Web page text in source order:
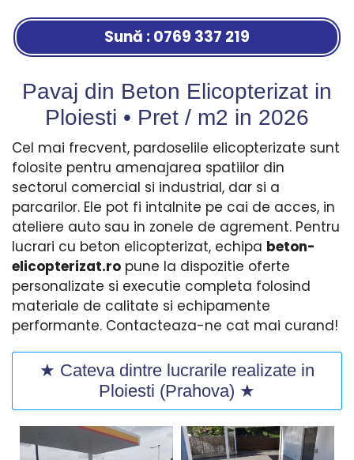
Sună : 0769 337 219
Pavaj din Beton Elicopterizat in
Ploiesti • Pret / m2 in 2026
Cel mai frecvent, pardoselile elicopterizate sunt
folosite pentru amenajarea spatiilor din
sectorul comercial si industrial, dar si a
parcarilor. Ele pot fi intalnite pe cai de acces, in
ateliere auto sau in zonele de agrement. Pentru
lucrari cu beton elicopterizat, echipa beton-
elicopterizat.ro pune la dispozitie oferte
personalizate si executie completa folosind
materiale de calitate si echipamente
performante. Contacteaza-ne cat mai curand!
★ Cateva dintre lucrarile realizate in
Ploiesti (Prahova) ★